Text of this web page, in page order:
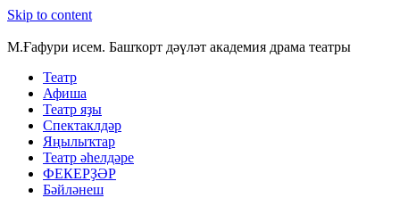
Skip to content
М.Ғафури исем. Башҡорт дәүләт академия драма театры
Театр
Афиша
Театр яҙы
Спектаклдәр
Яңылыҡтар
Театр әһелдәре
ФЕКЕРҘӘР
Бәйләнеш